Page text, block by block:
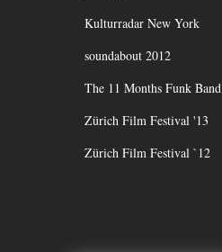
Kulturradar New York
soundabout 2012
The 11 Months Funk Band
Zürich Film Festival '13
Zürich Film Festival `12